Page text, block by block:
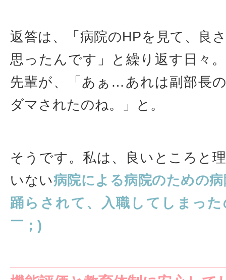
返答は、「病院のHPを見て、良
思ったんです」と繰り返す日々
先輩が、「あぁ…あれは副部長
ダマされたのね。」と。
そうです。私は、良いところと
いない病院による病院のための
踊らされて、入職してしまっ
￣；)